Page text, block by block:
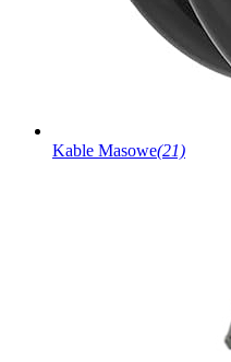
Kable Masowe(21)